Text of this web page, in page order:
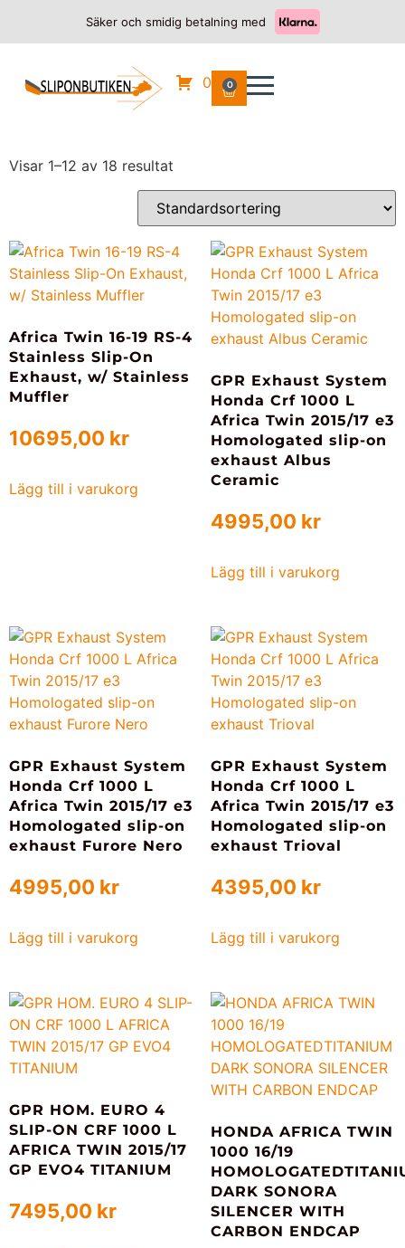
Säker och smidig betalning med
0 0
HONDA/ CRF 1000 L AFRICA TWIN
CRF 1000 L AFRICA
Visar 1–12 av 18 resultat
Africa Twin 16-19 RS-4
Stainless Slip-On
Exhaust, w/ Stainless
Muffler
10695,00 kr
Lägg till i varukorg
GPR Exhaust System
Honda Crf 1000 L
Africa Twin 2015/17 e3
Homologated slip-on
exhaust Albus
Ceramic
4995,00 kr
Lägg till i varukorg
GPR Exhaust System
Honda Crf 1000 L
Africa Twin 2015/17 e3
Homologated slip-on
exhaust Furore Nero
4995,00 kr
Lägg till i varukorg
GPR Exhaust System
Honda Crf 1000 L
Africa Twin 2015/17 e3
Homologated slip-on
exhaust Trioval
4395,00 kr
Lägg till i varukorg
GPR HOM. EURO 4
SLIP-ON CRF 1000 L
AFRICA TWIN 2015/17
GP EVO4 TITANIUM
7495,00 kr
HONDA AFRICA TWIN
1000 16/19
DARK SONORA
SILENCER WITH
CARBON ENDCAP